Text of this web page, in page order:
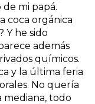
mi papá.
coca orgánica
Y he sido
además
químicos.
y la última feria
No quería
mediana, todo